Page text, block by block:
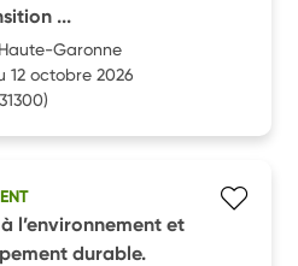
...
Garonne
12 octobre 2026
l’environnement et
durable.